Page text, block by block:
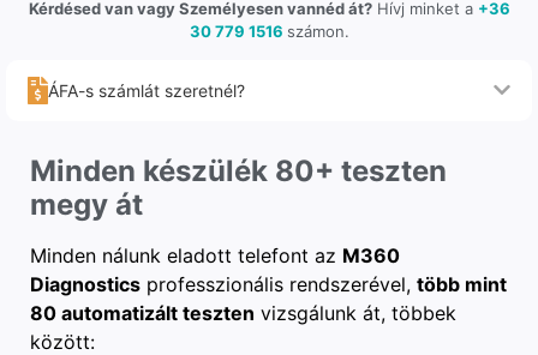
Kérdésed van vagy Személyesen vannéd át?Hívj minket a +36
30 779 1516 számon.
ÁFA-s számlát szeretnél?
Minden készülék 80+ teszten
megy át
Minden nálunk eladott telefont az M360
Diagnostics professzionális rendszerével, több mint
80 automatizált teszten vizsgálunk át, többek
között: